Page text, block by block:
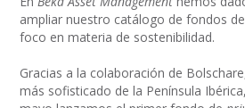
ampliar nuestro catálogo de fondos
foco en materia de sostenibilidad.
Gracias a la colaboración de
más sofisticado de la Península